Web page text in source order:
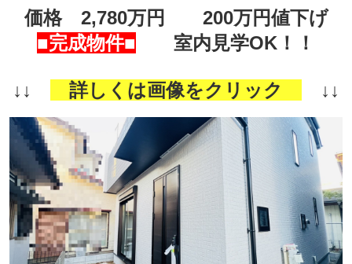
価格 2,780万円 200万円値下げ
■完成物件■ 室内見学OK！！
↓↓ 詳しくは画像をクリック ↓↓